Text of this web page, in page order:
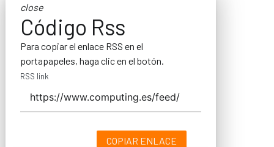
close
Código Rss
Para copiar el enlace RSS en el
portapapeles, haga clic en el botón.
RSS link
COPIAR ENLACE